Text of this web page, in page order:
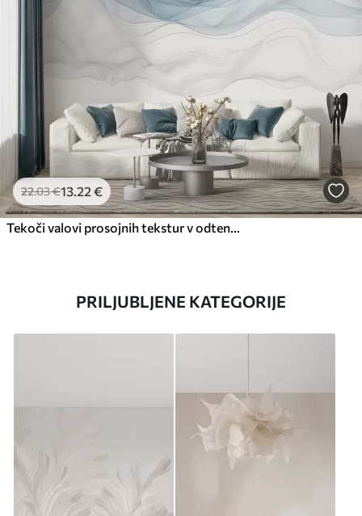
22.03€13 .22 €
PRILJUBLJENE KATEGORIJE